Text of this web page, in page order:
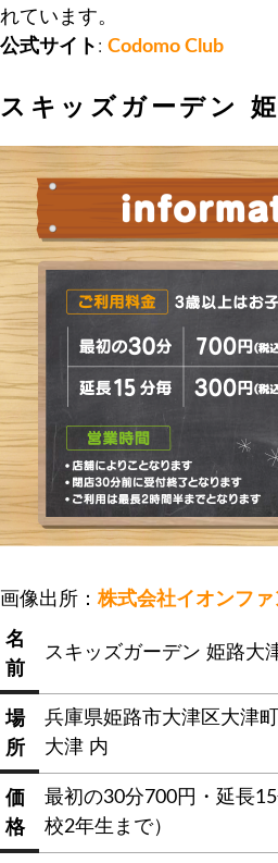
れています。
公式サイト : Codomo Club
スキッズガーデン
画像出所：株式会社イオンフ
名
前
スキッズガーデン 姫路大
場
所
兵庫県姫路市大津区大津
大津 内
価
格
最初の30分700円・延長
校2年生まで）